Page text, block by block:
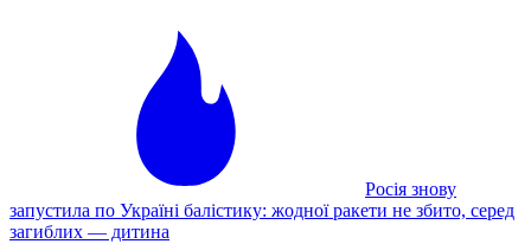
Росія знову
запустила по Україні балістику: жодної ракети не збито, серед
загиблих — дитина